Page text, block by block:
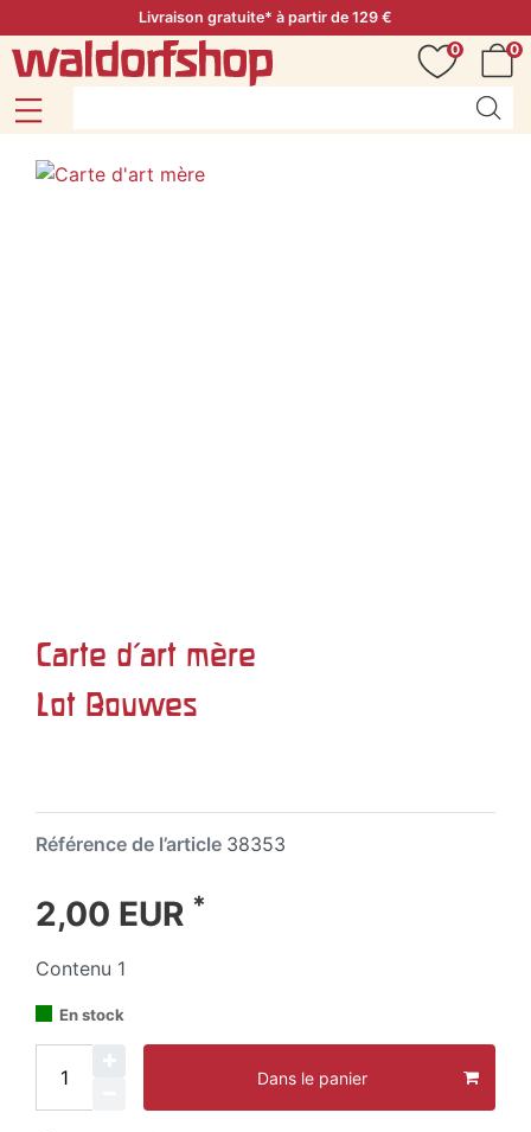
Livraison gratuite* à partir de 129 €
0
0
Carte d'art mère
Lot Bouwes
Référence de l’article 38353
2,00 EUR *
Contenu 1
En stock
Dans le panier